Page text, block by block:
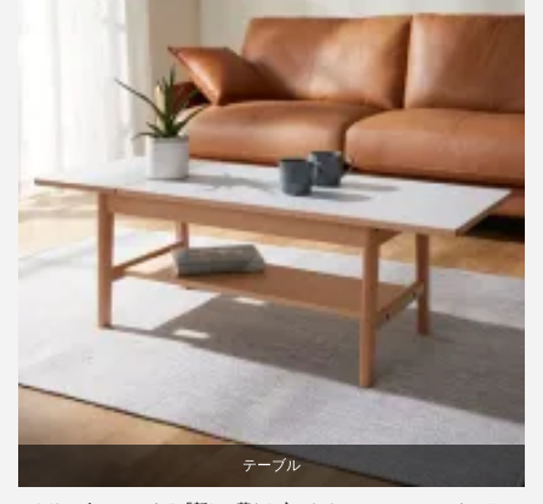
家具
椅子
テーブル